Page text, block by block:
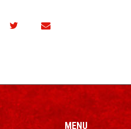
MENU